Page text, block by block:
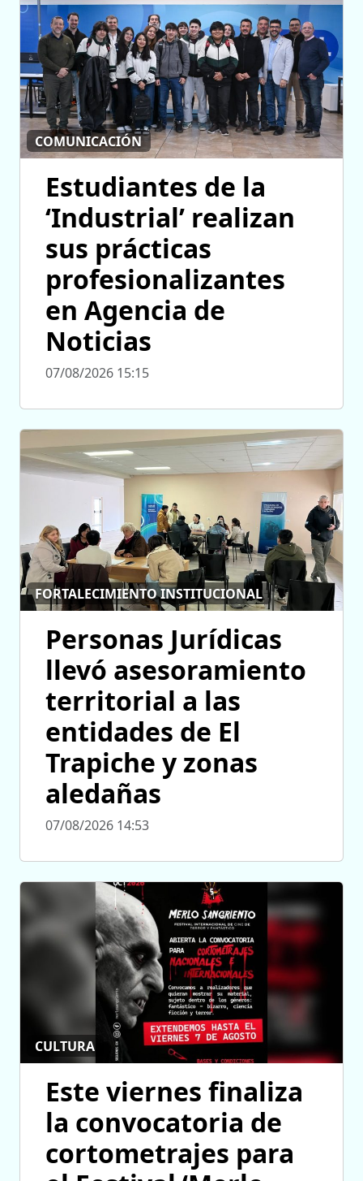
COMUNICACIÓN
Estudiantes de la
‘Industrial’ realizan
sus prácticas
profesionalizantes
en Agencia de
Noticias
07/08/2026 15:15
FORTALECIMIENTO INSTITUCIONAL
Personas Jurídicas
llevó asesoramiento
territorial a las
entidades de El
Trapiche y zonas
aledañas
07/08/2026 14:53
CULTURA
Este viernes finaliza
la convocatoria de
cortometrajes para